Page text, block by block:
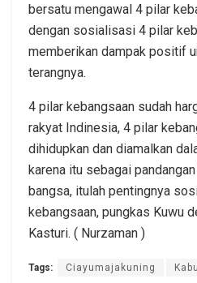
bersatu mengawal 4 pilar
dengan sosialisasi 4 pilar
memberikan dampak positif
terangnya.
4 pilar kebangsaan sudah
rakyat Indinesia, 4 pilar
dihidupkan dan diamalkan
karena itu sebagai
bangsa, itulah pentingnya
kebangsaan, pungkas Kuwu
Kasturi. ( Nurzaman )
Tags: Ciayumajakuning